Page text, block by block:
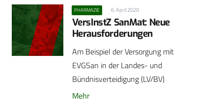
PHARMAZIE 6. April 2020
VersInstZ SanMat: Neue
Herausforderungen
Am Beispiel der Versorgung mit
EVGSan in der Landes- und
Bündnisverteidigung (LV/BV)
Mehr